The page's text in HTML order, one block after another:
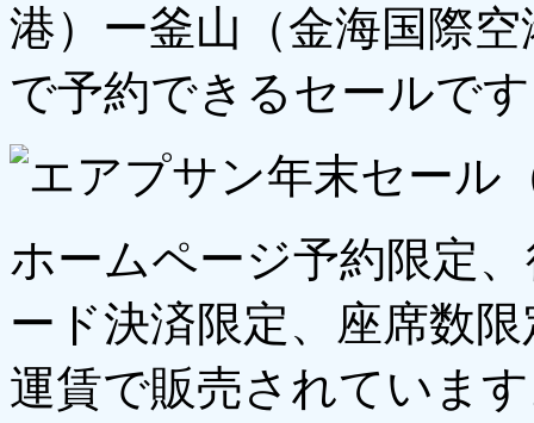
港）ー釜山（金海国際
で予約できるセールで
ホームページ予約限定
ード決済限定、座席数
運賃で販売されていま